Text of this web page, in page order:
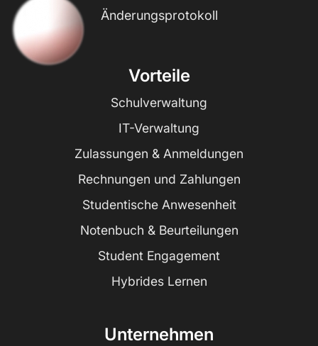
Änderungsprotokoll
Vorteile
Schulverwaltung
IT-Verwaltung
Zulassungen & Anmeldungen
Rechnungen und Zahlungen
Studentische Anwesenheit
Notenbuch & Beurteilungen
Student Engagement
Hybrides Lernen
Unternehmen